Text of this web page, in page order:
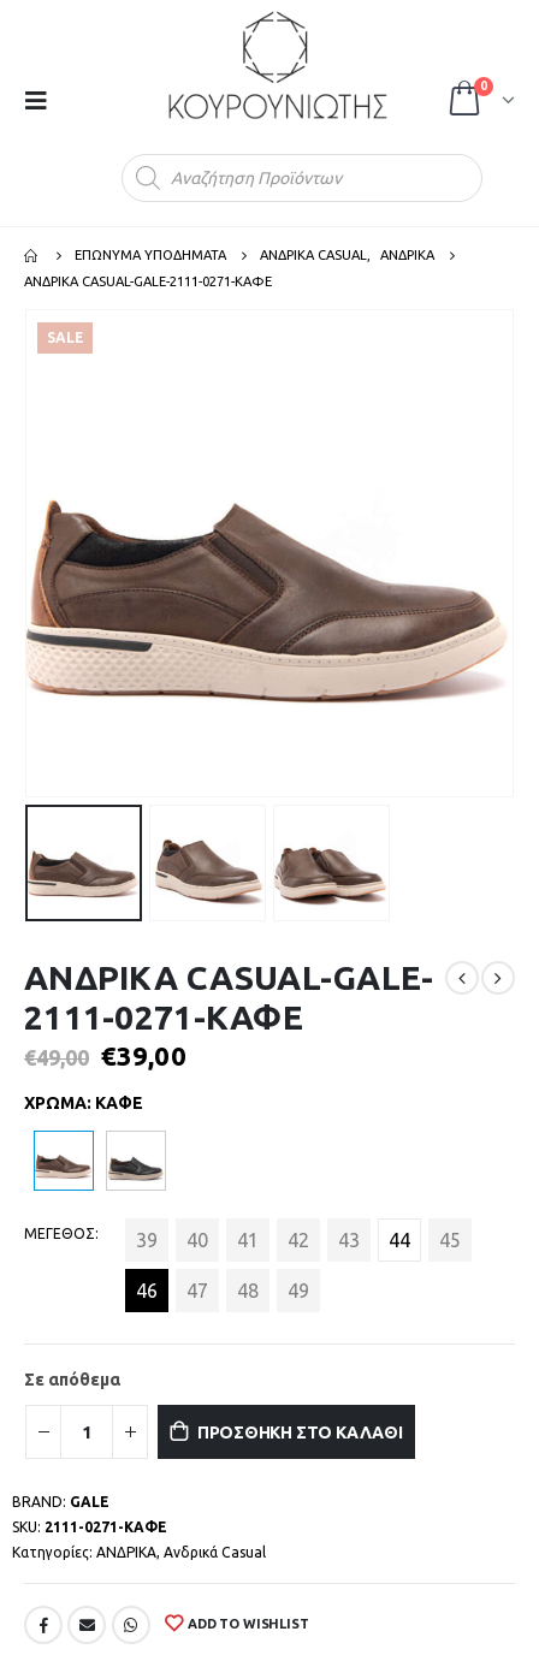
0
ΕΠΩΝΥΜΑ ΥΠΟΔΗΜΑΤΑ ΑΝΔΡΙΚΑ CASUAL
ΑΝΔΡΙΚΑ
ΑΝΔΡΙΚΑ CASUAL-GALE-2111-0271-ΚΑΦΕ
SALE
ΑΝΔΡΙΚΑ CASUAL-GALE-
2111-0271-ΚΑΦΕ
€49,00 €39,00
ΧΡΩΜΑ: ΚΑΦΕ
ΜΕΓΕΘΟΣ 39 40 41 42 43 44 45
46 47 48 49
Σε απόθεμα
ΠΡΟΣΘΗΚΗ ΣΤΟ ΚΑΛΑΘΙ
BRAND: GALE
SKU: 2111-0271-ΚΑΦΕ
Κατηγορίες: ΑΝΔΡΙΚΑ, Ανδρικά Casual
ADD TO WISHLIST